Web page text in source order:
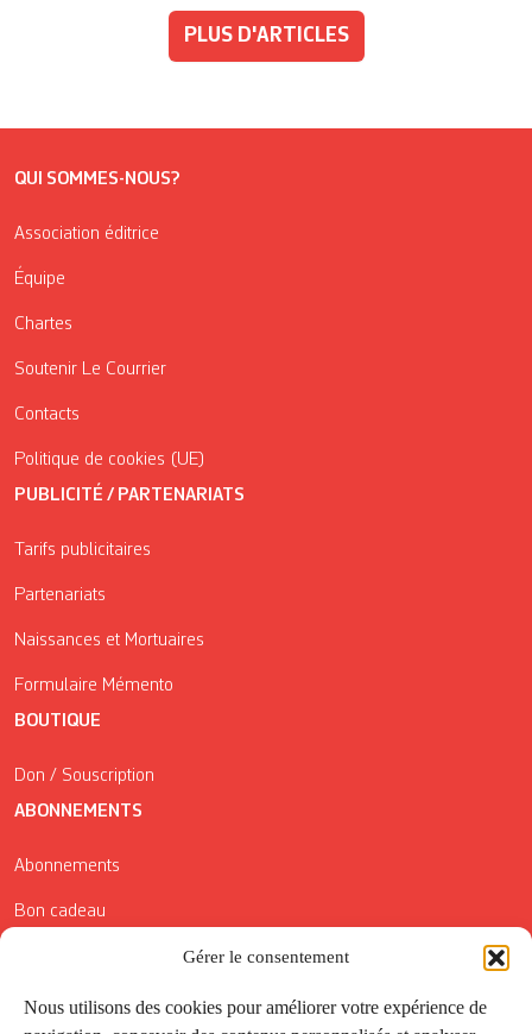
Gérer le consentement
Nous utilisons des cookies pour améliorer votre expérience de
PLUS D'ARTICLES
QUI SOMMES-NOUS?
Association éditrice
Équipe
Chartes
Soutenir Le Courrier
Contacts
Politique de cookies (UE)
PUBLICITÉ / PARTENARIATS
Tarifs publicitaires
Partenariats
Naissances et Mortuaires
Formulaire Mémento
BOUTIQUE
Don / Souscription
ABONNEMENTS
Abonnements
Bon cadeau
Conditions générales de vente
Réductions de la Carte Côté Courrier